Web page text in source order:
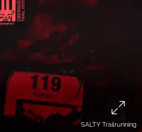
SALTY Trailrunning